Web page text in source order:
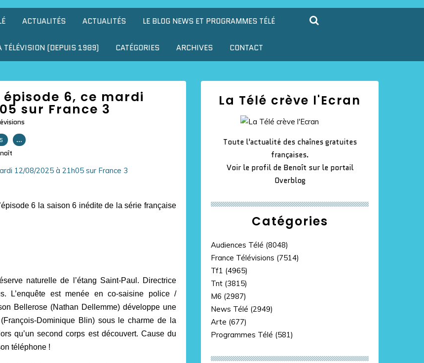
ACTUALITÉS ACTUALITÉS LE BLOG NEWS ET PROGRAMMES TÉLÉ
TÉLÉVISION (DEPUIS 1989) CATÉGORIES ARCHIVES CONTACT
6, ce mardi
sur France 3
…
6 la saison 6 inédite de la série française
naturelle de l’étang Saint-Paul. Directrice
L’enquête est menée en co-saisine police /
Bellerose (Nathan Dellemme) développe une
Dominique Blin) sous le charme de la
qu’un second corps est découvert. Cause du
téléphone !
Catégories
Audiences Télé (8048)
France Télévisions (7514)
Tf1 (4965)
Tnt (3815)
M6 (2987)
News Télé (2949)
Arte (677)
Programmes Télé (581)
La Télé crève l'Ecran
Toute l'actualité des chaînes gratuites
françaises.
Voir le profil de Benoît sur le portail
Overblog